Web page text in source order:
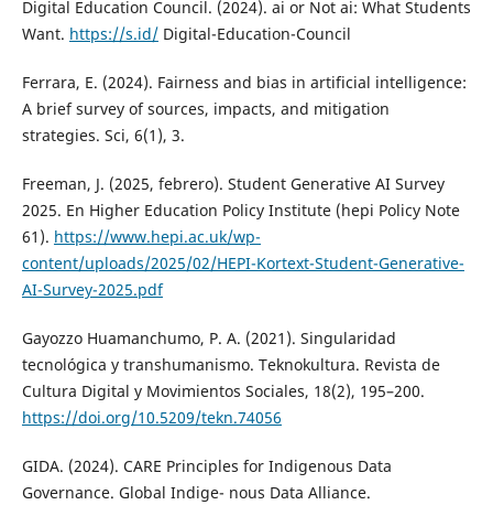
Digital Education Council. (2024). ai or Not ai: What Students
Want. https://s.id/Digital-Education-Council
Ferrara, E. (2024). Fairness and bias in artificial intelligence:
A brief survey of sources, impacts, and mitigation
strategies. Sci, 6(1), 3.
Freeman, J. (2025, febrero). Student Generative AI Survey
2025. En Higher Education Policy Institute (hepi Policy Note
61). https://www.hepi.ac.uk/wp-
content/uploads/2025/02/HEPI-Kortext-Student-Generative-
AI-Survey-2025.pdf
Gayozzo Huamanchumo, P. A. (2021). Singularidad
tecnológica y transhumanismo. Teknokultura. Revista de
Cultura Digital y Movimientos Sociales, 18(2), 195–200.
https://doi.org/10.5209/tekn.74056
GIDA. (2024). CARE Principles for Indigenous Data
Governance. Global Indige- nous Data Alliance.